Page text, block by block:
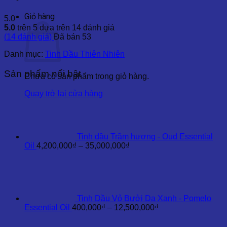
Giỏ hàng
Chưa có sản phẩm trong giỏ hàng.
Quay trở lại cửa hàng
5.0
5.0 trên 5 dựa trên 14 đánh giá
(14 đánh giá) Đã bán 53
Danh mục: Tinh Dầu Thiên Nhiên
Sản phẩm nổi bật
Tinh dầu Trầm hương - Oud Essential
Oil 4,200,000₫ – 35,000,000₫
Tinh Dầu Vỏ Bưởi Da Xanh - Pomelo
Essential Oil 400,000₫ – 12,500,000₫